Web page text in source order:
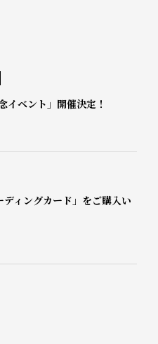
イベント」開催決定！
ディングカード」をご購入い